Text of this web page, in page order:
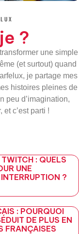
?
une simple
(et surtout) quand
je partage mes
histoires pleines de
peu d’imagination,
c’est parti !
: QUELS
UNE
?
: POURQUOI
DE PLUS EN
FRANÇAISES